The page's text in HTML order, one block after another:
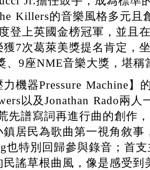
Killers的音樂風格多元且
登上英國金榜冠軍，並且
獲7次葛萊美獎提名肯定，
、9座NME音樂大獎，堪稱
機器Pressure Machine】
以及Jonathan Rado兩人
先譜寫詞再進行曲的創作
鎮居民為歌曲第一視角敘事
也特別回歸參與錄音；首
民謠草根曲風，像是感受到